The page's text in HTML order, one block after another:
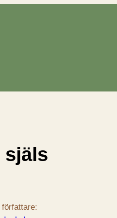
själs
författare: